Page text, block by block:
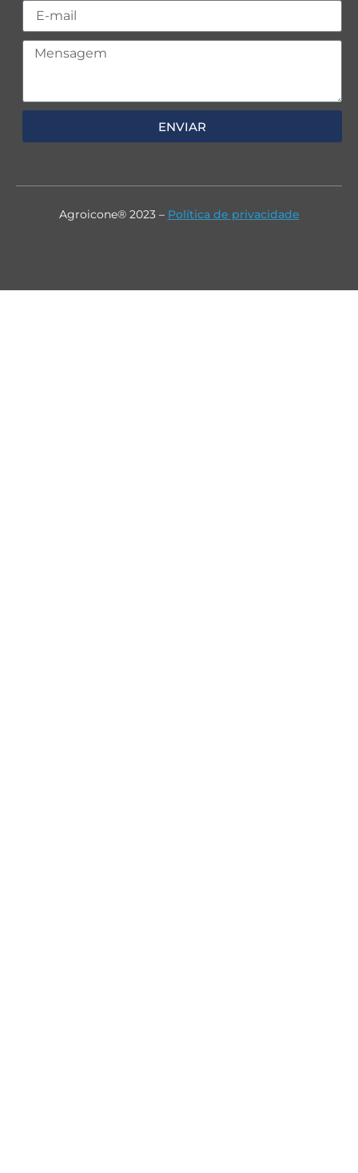
ENVIAR
Agroicone® 2023 – Política de privacidade